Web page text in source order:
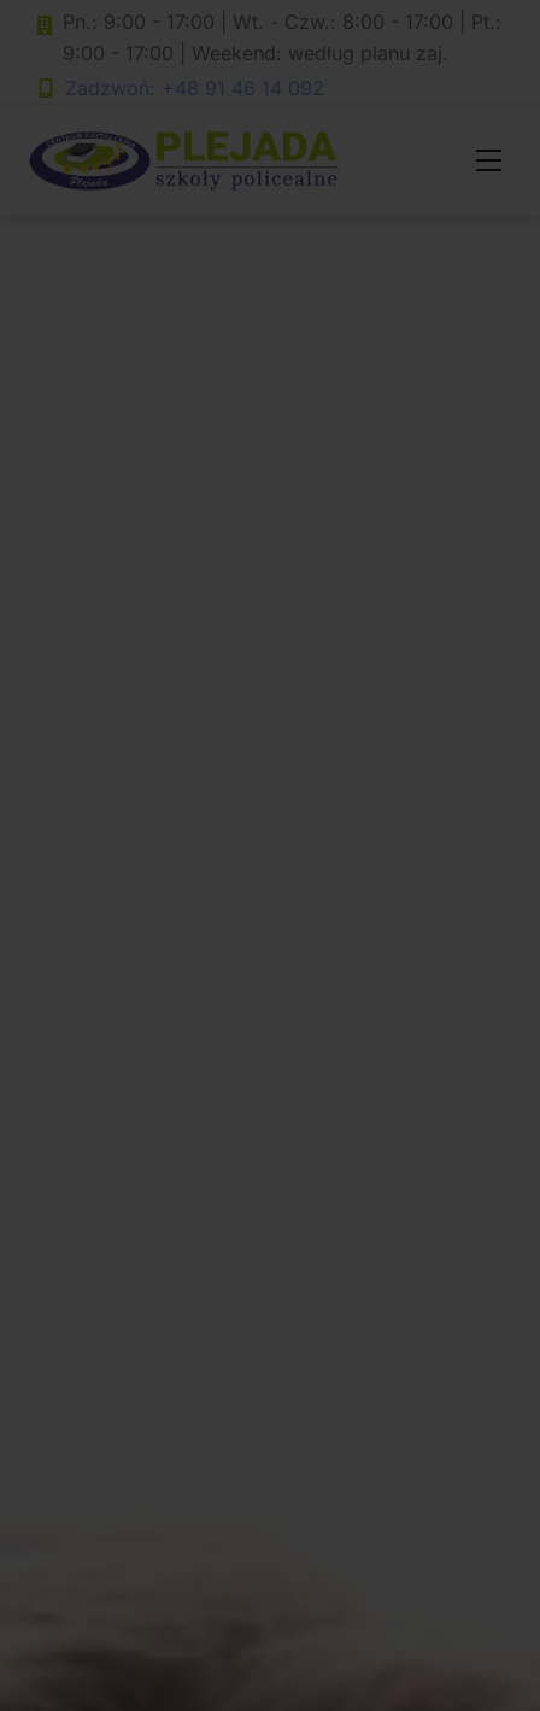
Skip
content
Pn.: 9:00 - 17:00 | Wt. - Czw.: 8:00 - 17:00 | Pt.:
9:00 - 17:00 | Weekend: według planu zaj.
Zadzwoń: +48 91 46 14 092